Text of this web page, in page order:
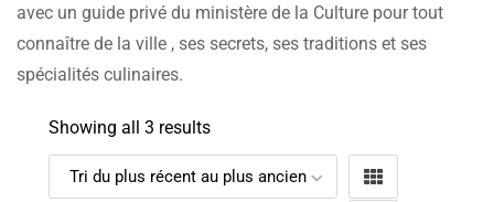
avec un guide privé du ministère de la Culture pour tout
connaître de la ville , ses secrets, ses traditions et ses
spécialités culinaires.
Showing all 3 results